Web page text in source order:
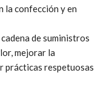
la confección y en
de suministros
mejorar la
prácticas respetuosas